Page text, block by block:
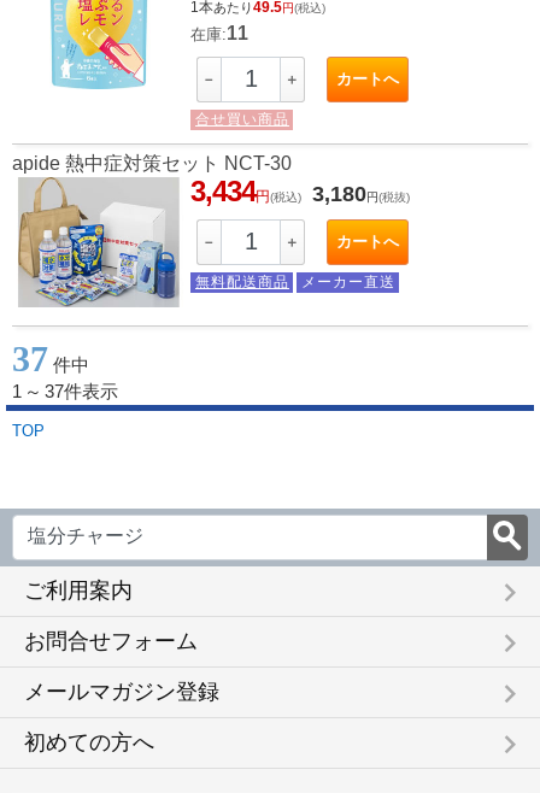
1本あたり49.5円(税込)
在庫:11
－ ＋ カートへ
合せ買い商品
apide 熱中症対策セット NCT-30
3,434円(税込) 3,180円(税抜)
－ ＋ カートへ
無料配送商品 メーカー直送
37 件中
1 ～ 37件表示
TOP
ご利用案内 keyboard_arrow_right
お問合せフォーム keyboard_arrow_right
メールマガジン登録 keyboard_arrow_right
初めての方へ keyboard_arrow_right